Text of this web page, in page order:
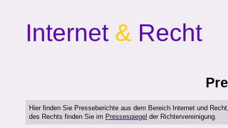
Internet & Recht
Hier finden Sie Presseberichte aus dem Bereich Internet und
des Rechts finden Sie im Pressespiegel der Richtervereinigung.